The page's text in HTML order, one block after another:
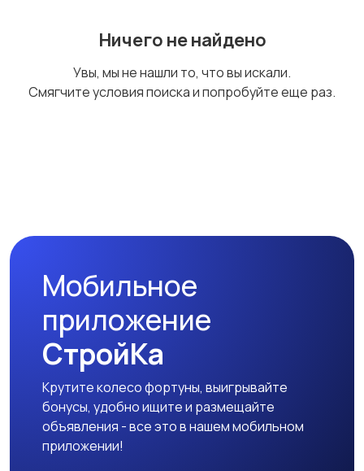
Ничего не найдено
Увы, мы не нашли то, что вы искали.
Смягчите условия поиска и попробуйте еще раз.
Мобильное
приложение
СтройКа
Крутите колесо фортуны, выигрывайте
бонусы, удобно ищите и размещайте
объявления - все это в нашем мобильном
приложении!